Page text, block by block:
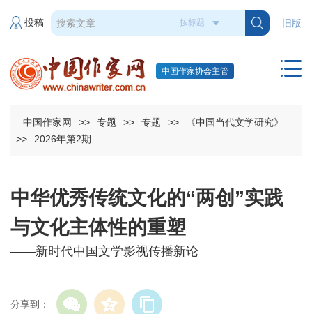
旧版
投稿
中国作家协会主管
中国作家网 >> 专题 >> 专题 >>
《中国当代文学研究》
>>
2026年第2期
中华优秀传统文化的“两创”实践
与文化主体性的重塑
——新时代中国文学影视传播新论
分享到：